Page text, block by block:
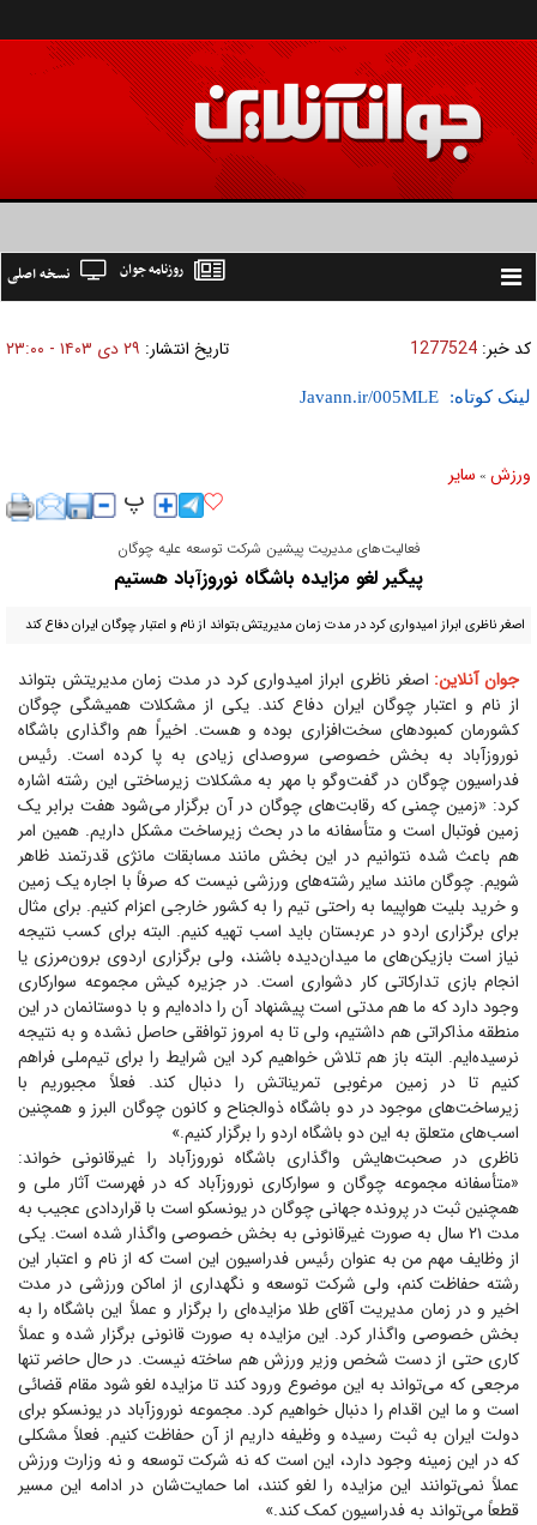
Toggle
نسخه اصلی روزنامه جوان
کد خبر: 1277524 تاریخ انتشار: ۲۹ دی ۱۴۰۳ - ۲۳:۰۰
لینک کوتاه:
ورزش » ساير
فعالیت‌های مدیریت پیشین شرکت توسعه علیه چوگان
پیگیر لغو مزایده باشگاه نوروزآباد هستیم
اصغر ناظری ابراز امیدواری کرد در مدت زمان مدیریتش بتواند از نام و اعتبار چوگان ایران دفاع کند
جوان آنلاین: اصغر ناظری ابراز امیدواری کرد در مدت زمان مدیریتش بتواند
از نام و اعتبار چوگان ایران دفاع کند. یکی از مشکلات همیشگی چوگان
کشورمان کمبود‌های سخت‌افزاری بوده و هست. اخیراً هم واگذاری باشگاه
نوروزآباد به بخش خصوصی سروصدای زیادی به پا کرده است. رئیس
فدراسیون چوگان در گفت‌و‌گو با مهر به مشکلات زیرساختی این رشته اشاره
کرد: «زمین چمنی که رقابت‌های چوگان در آن برگزار می‌شود هفت برابر یک
زمین فوتبال است و متأسفانه ما در بحث زیرساخت مشکل داریم. همین امر
هم باعث شده نتوانیم در این بخش مانند مسابقات مانژی قدرتمند ظاهر
شویم. چوگان مانند سایر رشته‌های ورزشی نیست که صرفاً با اجاره یک زمین
و خرید بلیت هواپیما به راحتی تیم را به کشور خارجی اعزام کنیم. برای مثال
برای برگزاری اردو در عربستان باید اسب تهیه کنیم. البته برای کسب نتیجه
نیاز است بازیکن‌های ما میدان‌دیده باشند، ولی برگزاری اردوی برون‌مرزی یا
انجام بازی تدارکاتی کار دشواری است. در جزیره کیش مجموعه سوارکاری
وجود دارد که ما هم مدتی است پیشنهاد آن را داده‌ایم و با دوستانمان در این
منطقه مذاکراتی هم داشتیم، ولی تا به امروز توافقی حاصل نشده و به نتیجه
نرسیده‌ایم. البته باز هم تلاش خواهیم کرد این شرایط را برای تیم‌ملی فراهم
کنیم تا در زمین مرغوبی تمریناتش را دنبال کند. فعلاً مجبوریم با
زیرساخت‌های موجود در دو باشگاه ذوالجناح و کانون چوگان البرز و همچنین
اسب‌های متعلق به این دو باشگاه اردو را برگزار کنیم.»
ناظری در صحبت‌هایش واگذاری باشگاه نوروزآباد را غیرقانونی خواند:
«متأسفانه مجموعه چوگان و سوارکاری نوروزآباد که در فهرست آثار ملی و
همچنین ثبت در پرونده جهانی چوگان در یونسکو است با قراردادی عجیب به
مدت ۲۱ سال به صورت غیرقانونی به بخش خصوصی واگذار شده است. یکی
از وظایف مهم من به عنوان رئیس فدراسیون این است که از نام و اعتبار این
رشته حفاظت کنم، ولی شرکت توسعه و نگهداری از اماکن ورزشی در مدت
اخیر و در زمان مدیریت آقای طلا مزایده‌ای را برگزار و عملاً این باشگاه را به
بخش خصوصی واگذار کرد. این مزایده به صورت قانونی برگزار شده و عملاً
کاری حتی از دست شخص وزیر ورزش هم ساخته نیست. در حال حاضر تنها
مرجعی که می‌تواند به این موضوع ورود کند تا مزایده لغو شود مقام قضائی
است و ما این اقدام را دنبال خواهیم کرد. مجموعه نوروزآباد در یونسکو برای
دولت ایران به ثبت رسیده و وظیفه داریم از آن حفاظت کنیم. فعلاً مشکلی
که در این زمینه وجود دارد، این است که نه شرکت توسعه و نه وزارت ورزش
عملاً نمی‌توانند این مزایده را لغو کنند، اما حمایت‌شان در ادامه این مسیر
قطعاً می‌تواند به فدراسیون کمک کند.»